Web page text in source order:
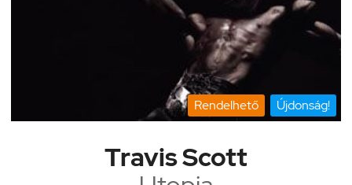
Rendelhető Újdonság!
Travis Scott